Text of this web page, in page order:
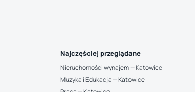
Najczęściej przeglądane
Nieruchomości wynajem — Katowice
Muzyka i Edukacja — Katowice